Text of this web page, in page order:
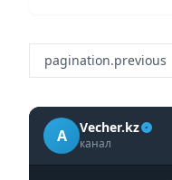
pagination.previous
A Vecher.kz
канал